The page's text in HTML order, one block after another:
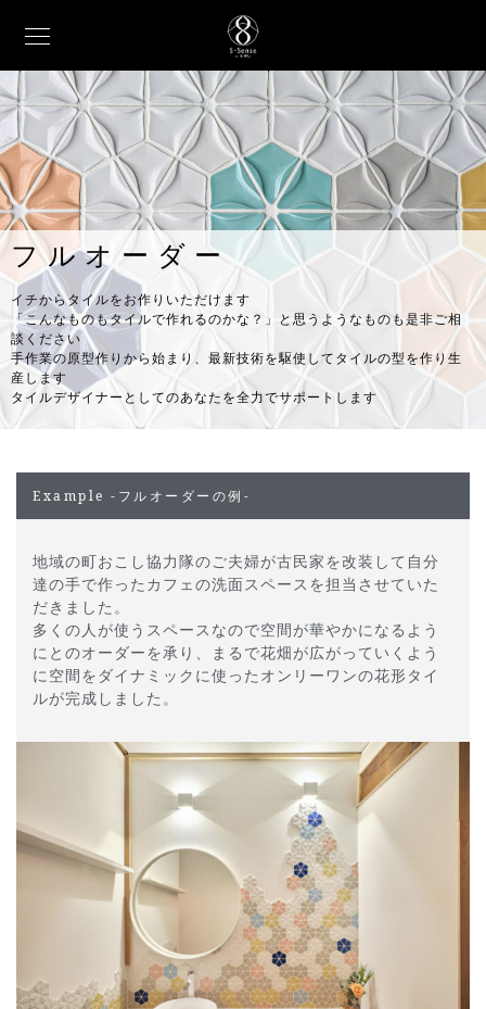
フルオーダー
イチからタイルをお作りいただけます
「こんなものもタイルで作れるのかな？」と思うようなものも是非ご相
談ください
手作業の原型作りから始まり、最新技術を駆使してタイルの型を作り生
産します
タイルデザイナーとしてのあなたを全力でサポートします
Example -フルオーダーの例-
地域の町おこし協力隊のご夫婦が古民家を改装して自分
達の手で作ったカフェの洗面スペースを担当させていた
だきました。
多くの人が使うスペースなので空間が華やかになるよう
にとのオーダーを承り、まるで花畑が広がっていくよう
に空間をダイナミックに使ったオンリーワンの花形タイ
ルが完成しました。